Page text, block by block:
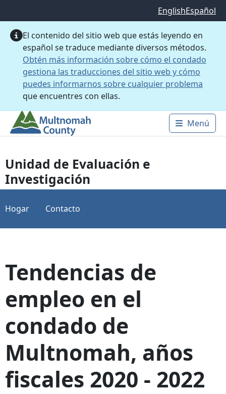
EnglishEspañol
El contenido del sitio web que estás leyendo en
español se traduce mediante diversos métodos.
Obtén más información sobre cómo el condado
gestiona las traducciones del sitio web y cómo
puedes informarnos sobre cualquier problema
que encuentres con ellas.
Main
Menú
Unidad de Evaluación e
Investigación
Hogar Contacto
Tendencias de
empleo en el
condado de
Multnomah, años
fiscales 2020 - 2022